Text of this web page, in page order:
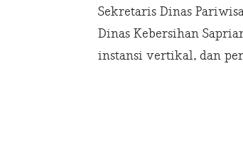
Sekretaris Dinas
Dinas Kebersihan
instansi vertikal, dan